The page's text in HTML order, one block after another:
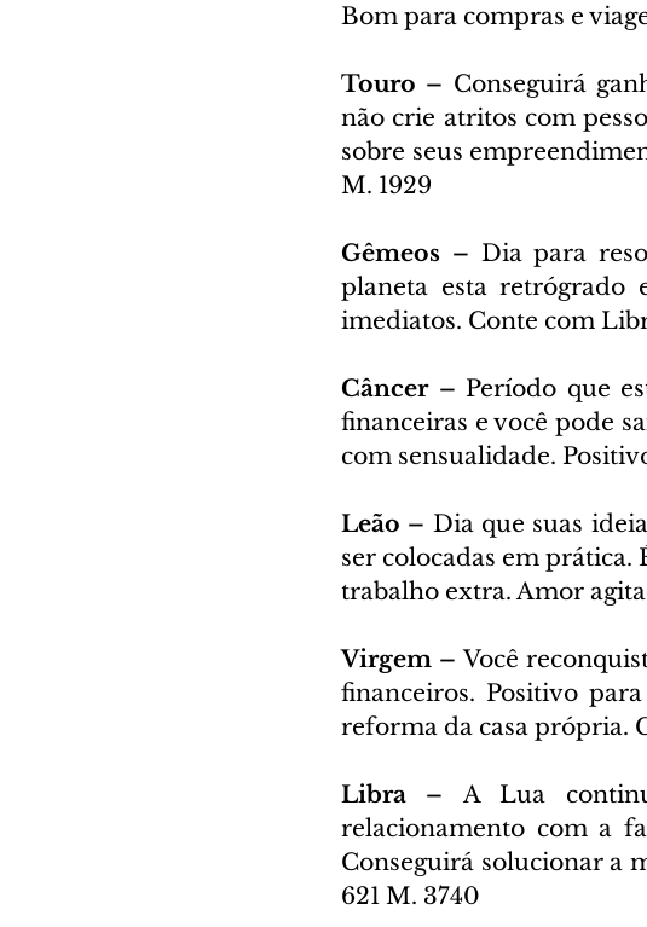
Bom para compras e
Touro – Conseguirá
não crie atritos com
sobre seus
M. 1929
Gêmeos – Dia para
planeta esta retrógrado
imediatos. Conte com
Câncer – Período que
financeiras e você pode
com sensualidade.
Leão – Dia que suas
ser colocadas em
trabalho extra. Amor
Virgem – Você
financeiros. Positivo
reforma da casa própria.
Libra – A Lua
relacionamento com a
Conseguirá solucionar a
621 M. 3740